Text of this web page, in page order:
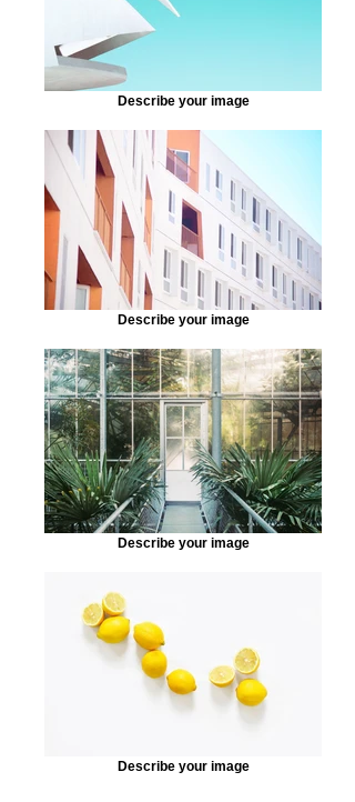
Describe your image
Describe your image
Describe your image
Describe your image